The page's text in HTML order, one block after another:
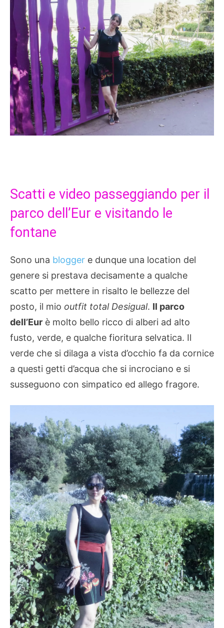
Scatti e video passeggiando per il
parco dell’Eur e visitando le
fontane
Sono una blogger e dunque una location del
genere si prestava decisamente a qualche
scatto per mettere in risalto le bellezze del
posto, il mio outfit total Desigual. Il parco
dell’Eur è molto bello ricco di alberi ad alto
fusto, verde, e qualche fioritura selvatica. Il
verde che si dilaga a vista d’occhio fa da cornice
a questi getti d’acqua che si incrociano e si
susseguono con simpatico ed allego fragore.